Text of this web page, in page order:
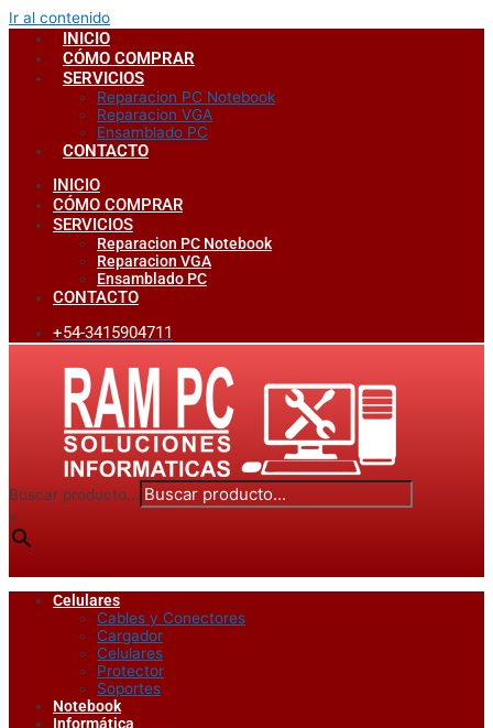
Ir al contenido
INICIO
CÓMO COMPRAR
SERVICIOS
Reparacion PC Notebook
Reparacion VGA
Ensamblado PC
CONTACTO
INICIO
CÓMO COMPRAR
SERVICIOS
Reparacion PC Notebook
Reparacion VGA
Ensamblado PC
CONTACTO
+54-3415904711
Buscar producto...
×
Celulares
Cables y Conectores
Cargador
Celulares
Protector
Soportes
Notebook
Informática